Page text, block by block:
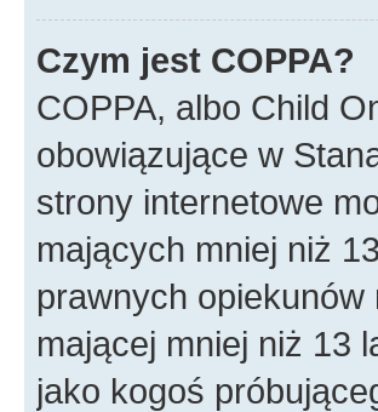
Czym jest COPPA?
COPPA, albo Child
obowiązujące w
strony internetowe
mających mniej niż
prawnych
mającej mniej niż 13
jako kogoś